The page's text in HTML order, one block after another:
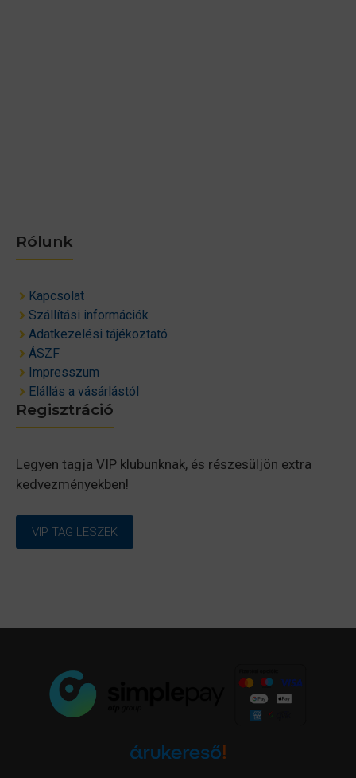
Rólunk
Kapcsolat
Szállítási információk
Adatkezelési tájékoztató
ÁSZF
Impresszum
Elállás a vásárlástól
Regisztráció
Legyen tagja VIP klubunknak, és részesüljön extra
kedvezményekben!
VIP TAG LESZEK